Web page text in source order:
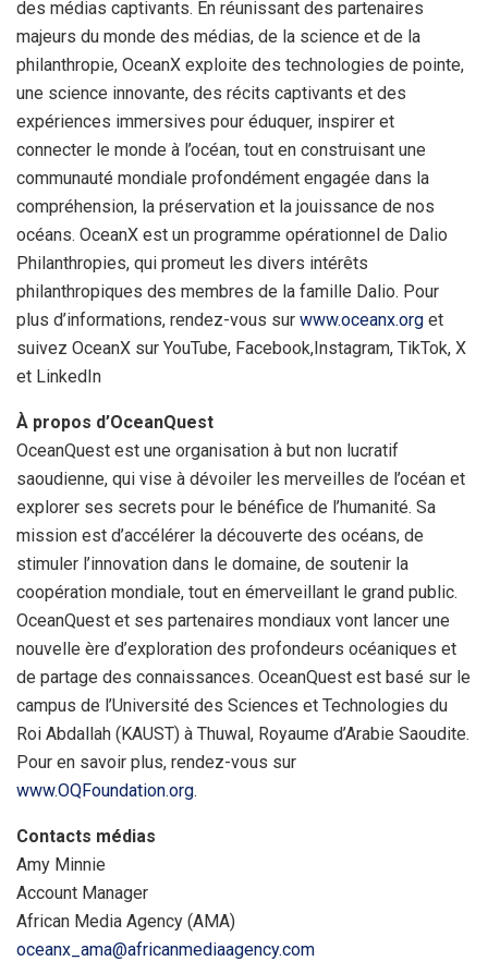
des médias captivants. En réunissant des partenaires
majeurs du monde des médias, de la science et de la
philanthropie, OceanX exploite des technologies de pointe,
une science innovante, des récits captivants et des
expériences immersives pour éduquer, inspirer et
connecter le monde à l’océan, tout en construisant une
communauté mondiale profondément engagée dans la
compréhension, la préservation et la jouissance de nos
océans. OceanX est un programme opérationnel de Dalio
Philanthropies, qui promeut les divers intérêts
philanthropiques des membres de la famille Dalio. Pour
plus d’informations, rendez-vous sur www.oceanx.org et
suivez OceanX sur YouTube, Facebook,Instagram, TikTok, X
et LinkedIn
À propos d’OceanQuest
OceanQuest est une organisation à but non lucratif
saoudienne, qui vise à dévoiler les merveilles de l’océan et
explorer ses secrets pour le bénéfice de l’humanité. Sa
mission est d’accélérer la découverte des océans, de
stimuler l’innovation dans le domaine, de soutenir la
coopération mondiale, tout en émerveillant le grand public.
OceanQuest et ses partenaires mondiaux vont lancer une
nouvelle ère d’exploration des profondeurs océaniques et
de partage des connaissances. OceanQuest est basé sur le
campus de l’Université des Sciences et Technologies du
Roi Abdallah (KAUST) à Thuwal, Royaume d’Arabie Saoudite.
Pour en savoir plus, rendez-vous sur
www.OQFoundation.org.
Contacts médias
Amy Minnie
Account Manager
African Media Agency (AMA)
oceanx_ama@africanmediaagency.com